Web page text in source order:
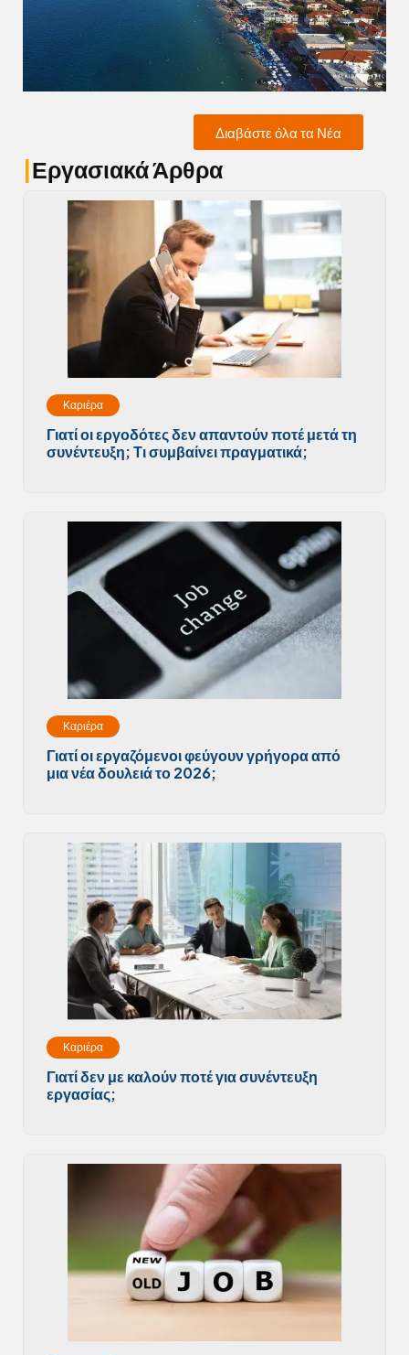
Διαβάστε όλα τα Νέα
|Εργασιακά Άρθρα
Καριέρα
Γιατί οι εργοδότες δεν απαντούν ποτέ μετά τη
συνέντευξη; Τι συμβαίνει πραγματικά;
Καριέρα
Γιατί οι εργαζόμενοι φεύγουν γρήγορα από
μια νέα δουλειά το 2026;
Καριέρα
Γιατί δεν με καλούν ποτέ για συνέντευξη
εργασίας;